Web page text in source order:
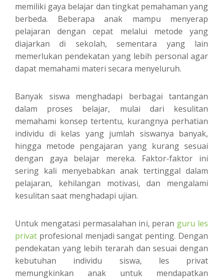
memiliki gaya belajar dan tingkat pemahaman yang
berbeda. Beberapa anak mampu menyerap
pelajaran dengan cepat melalui metode yang
diajarkan di sekolah, sementara yang lain
memerlukan pendekatan yang lebih personal agar
dapat memahami materi secara menyeluruh.
Banyak siswa menghadapi berbagai tantangan
dalam proses belajar, mulai dari kesulitan
memahami konsep tertentu, kurangnya perhatian
individu di kelas yang jumlah siswanya banyak,
hingga metode pengajaran yang kurang sesuai
dengan gaya belajar mereka. Faktor-faktor ini
sering kali menyebabkan anak tertinggal dalam
pelajaran, kehilangan motivasi, dan mengalami
kesulitan saat menghadapi ujian.
Untuk mengatasi permasalahan ini, peran guru les
privat profesional menjadi sangat penting. Dengan
pendekatan yang lebih terarah dan sesuai dengan
kebutuhan individu siswa, les privat
memungkinkan anak untuk mendapatkan